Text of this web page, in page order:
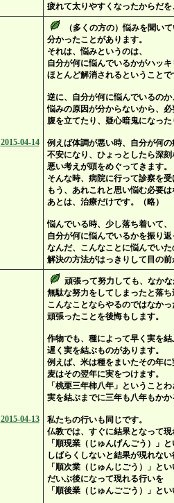
疲れて太りやすくなったからだを
2015-04-14
（多くの方の）悩みを聞いて
分かったことがあります。
それは、悩みというのは、
自分が何に悩んでいるかがハッキ
ほとんど解消されるということで
逆に、自分が何に悩んでいるのか
悩みの原因が分からないから、必
腹を立てたり、疑心暗鬼になった
例えば体調が悪い時、自分が何の
不安になり、ひょっとしたら深
悪い考えが頭をめぐってきます。
そんな時、病院に行って診察を受
もう、あれこれと思い悩む必要は
あとは、治療だけです。（略）
悩んでいる時、少し落ち着いて、
自分が何に悩んでいるかを振り返
なんだ、こんなことに悩んでいた
解決の方法がはっきりして目の前
2015-04-13
頑張って努力しても、なかな
無駄な努力をしてしまったと落ち
こんなことならやるのではなかっ
頑張ったことを後悔もします。
作物でも、種によって早く実を結
遅く実を結ぶものがあります。
例えば、米は種をまいたその年に
麦はその翌年に実をつけます。
「桃栗三年柿八年」ということわ
実を結ぶまでに三年も八年もかか
私たちの行いも同じです。
仏教では、すぐに結果となって現
「順現業（じゅんげんごう）」と
しばらくしないと結果が現れない
「順次業（じゅんじごう）」とい
だいぶ後になって現れる行いを
「順後業（じゅんごごう）」とい